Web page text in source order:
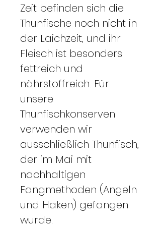
Zeit befinden sich die
Thunfische noch nicht in
der Laichzeit, und ihr
Fleisch ist besonders
fettreich und
nährstoffreich. Für
unsere
Thunfischkonserven
verwenden wir
ausschließlich Thunfisch,
der im Mai mit
nachhaltigen
Fangmethoden (Angeln
und Haken) gefangen
wurde.